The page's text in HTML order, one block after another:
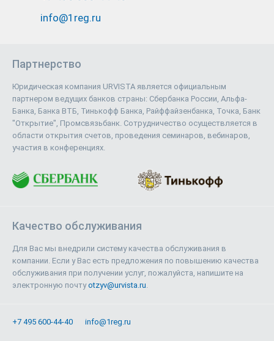
info@1reg.ru
Партнерство
Юридическая компания URVISTA является официальным
партнером ведущих банков страны: Сбербанка России, Альфа-
Банка, Банка ВТБ, Тинькофф Банка, Райффайзенбанка, Точка, Банк
"Открытие", Промсвязьбанк. Сотрудничество осуществляется в
области открытия счетов, проведения семинаров, вебинаров,
участия в конференциях.
Качество обслуживания
Для Вас мы внедрили систему качества обслуживания в
компании. Если у Вас есть предложения по повышению качества
обслуживания при получении услуг, пожалуйста, напишите на
электронную почтуotzyv@urvista.ru.
+7 495 600-44-40 info@1reg.ru